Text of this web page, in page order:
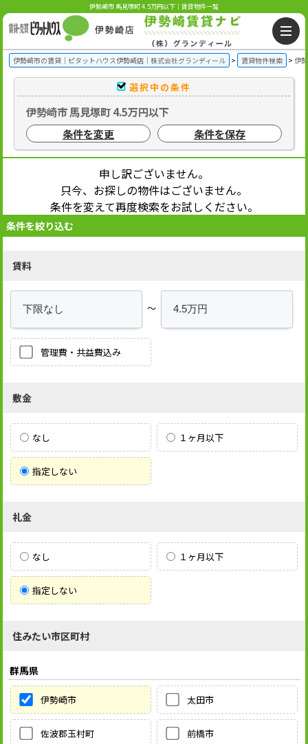
伊勢崎市 馬見塚町 4.5万円以下｜賃貸物件一覧
伊勢崎市の賃貸｜ピタットハウス伊勢崎店｜株式会社グランディール 賃貸物件検索 伊
選択中の条件
伊勢崎市 馬見塚町 4.5万円以下
条件を変更
条件を保存
申し訳ございません。
只今、お探しの物件はございません。
条件を変えて再度検索をお試しください。
条件を絞り込む
賃料
～
管理費・共益費込み
敷金
なし １ヶ月以下
指定しない
礼金
なし １ヶ月以下
指定しない
住みたい市区町村
群馬県
伊勢崎市 太田市
佐波郡玉村町 前橋市